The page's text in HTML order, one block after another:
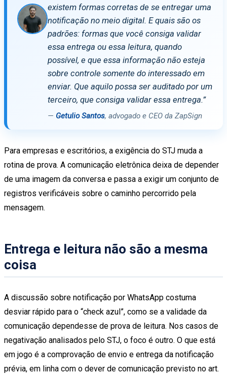
existem formas corretas de se entregar uma
notificação no meio digital. E quais são os
padrões: formas que você consiga validar
essa entrega ou essa leitura, quando
possível, e que essa informação não esteja
sobre controle somente do interessado em
enviar. Que aquilo possa ser auditado por um
terceiro, que consiga validar essa entrega.”
— Getulio Santos, advogado e CEO da ZapSign
Para empresas e escritórios, a exigência do STJ muda a
rotina de prova. A comunicação eletrônica deixa de depender
de uma imagem da conversa e passa a exigir um conjunto de
registros verificáveis sobre o caminho percorrido pela
mensagem.
Entrega e leitura não são a mesma
coisa
A discussão sobre notificação por WhatsApp costuma
desviar rápido para o “check azul”, como se a validade da
comunicação dependesse de prova de leitura. Nos casos de
negativação analisados pelo STJ, o foco é outro. O que está
em jogo é a comprovação de envio e entrega da notificação
prévia, em linha com o dever de comunicação previsto no art.